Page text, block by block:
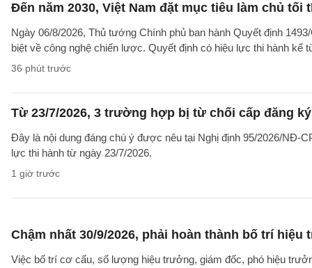
Đến năm 2030, Việt Nam đặt mục tiêu làm chủ
Ngày 06/8/2026, Thủ tướng Chính phủ ban hành Quyết định
biệt về công nghệ chiến lược. Quyết định có hiệu lực thi hành kể
36 phút trước
Từ 23/7/2026, 3 trường hợp bị từ chối cấp đăng
Đây là nội dung đáng chú ý được nêu tại Nghị định 95/2026/NĐ-
lực thi hành từ ngày 23/7/2026.
1 giờ trước
Chậm nhất 30/9/2026, phải hoàn thành bố trí
Việc bố trí cơ cấu, số lượng hiệu trưởng, giám đốc, phó hiệu